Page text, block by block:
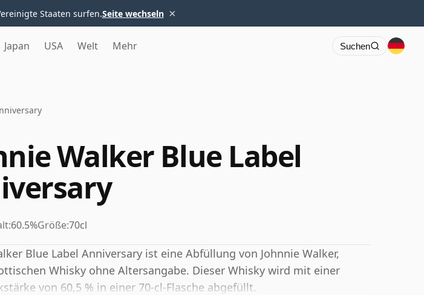
Staaten surfen.Seite wechseln ×
Japan USA Welt Mehr Suchen
Walker Blue Label
60.5%Größe:70cl
Blue Label Anniversary ist eine Abfüllung von Johnnie Walker,
Whisky ohne Altersangabe. Dieser Whisky wird mit einer
von 60,5 % in einer 70-cl-Flasche abgefüllt.